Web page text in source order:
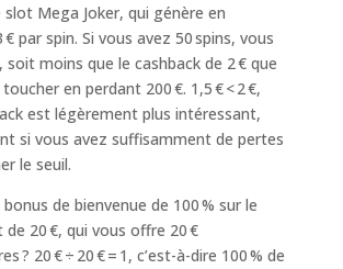
Mega Joker, qui génère en
par spin. Si vous avez 50 spins, vous
soit moins que le cashback de 2 € que
en perdant 200 €. 1,5 € < 2 €,
est légèrement plus intéressant,
si vous avez suffisamment de pertes
le seuil.
de bienvenue de 100 % sur le
20 €, qui vous offre 20 €
? 20 € ÷ 20 € = 1, c’est-à-dire 100 % de